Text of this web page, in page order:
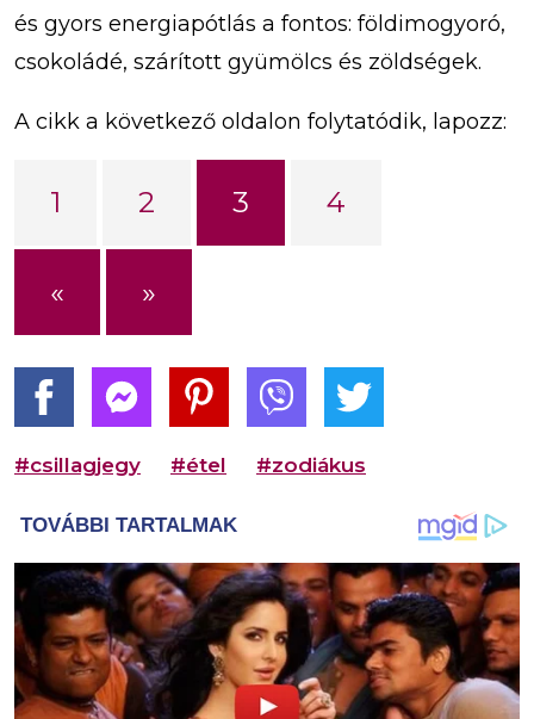
és gyors energiapótlás a fontos: földimogyoró,
csokoládé, szárított gyümölcs és zöldségek.
A cikk a következő oldalon folytatódik, lapozz:
1 2 3 4
« »
#csillagjegy #étel #zodiákus